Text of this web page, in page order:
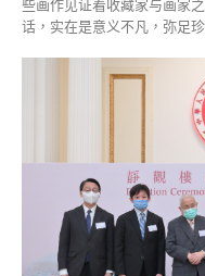
些画作见证着收藏家与画家
话，实在是意义不凡，弥足珍